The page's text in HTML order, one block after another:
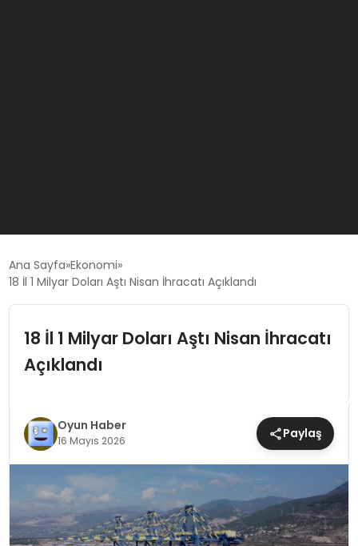
GÜNCEL
OYUN HABERLERI
EKONOMI
MAGAZIN
SAĞLIK
Ana Sayfa Ekonomi
18 İl 1 Milyar Doları Aştı Nisan İhracatı Açıklandı
18 İl 1 Milyar Doları Aştı Nisan İhracatı
Açıklandı
Oyun Haber
16 Mayıs 2026 Paylaş